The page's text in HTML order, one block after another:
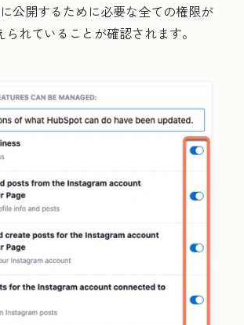
公開するために必要な全ての権限が
れていることが確認されます。